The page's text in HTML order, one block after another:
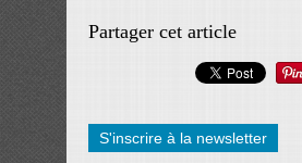
Partager cet article
S'inscrire à la newsletter